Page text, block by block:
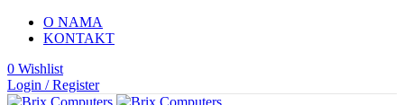
O NAMA
KONTAKT
0 Wishlist
Login / Register